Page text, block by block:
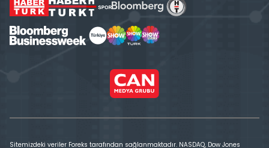
Sitemizdeki veriler Foreks tarafından sağlanmaktadır. NASDAQ, Dow Jones